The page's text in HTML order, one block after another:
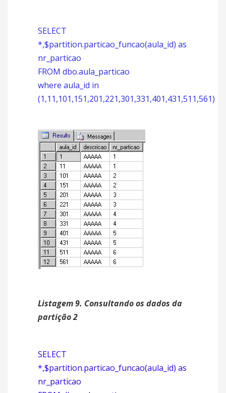
SELECT
*,$partition.particao_funcao(aula_id) as
nr_particao
FROM dbo.aula_particao
where aula_id in
(1,11,101,151,201,221,301,331,401,431,511,561)
Listagem 9. Consultando os dados da
partição 2
SELECT
*,$partition.particao_funcao(aula_id) as
nr_particao